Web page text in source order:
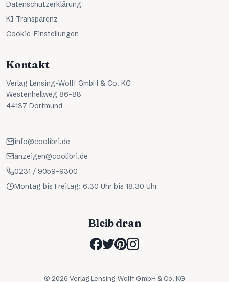
Datenschutzerklärung
KI-Transparenz
Cookie-Einstellungen
Kontakt
Verlag Lensing-Wolff GmbH & Co. KG
Westenhellweg 86-88
44137 Dortmund
info@coolibri.de
anzeigen@coolibri.de
0231 / 9059-9300
Montag bis Freitag: 6.30 Uhr bis 18.30 Uhr
Bleib dran
© 2026 Verlag Lensing-Wolff GmbH & Co. KG